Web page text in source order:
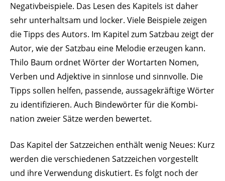
Nega­tiv­bei­spiele. Das Lesen des Kapitels ist daher
sehr unter­haltsam und locker. Viele Beispiele zeigen
die Tipps des Autors. Im Kapitel zum Satzbau zeigt der
Autor, wie der Satzbau eine Melodie erzeugen kann.
Thilo Baum ordnet Wörter der Wort­arten Nomen,
Verben und Adjektive in sinnlose und sinn­volle. Die
Tipps sollen helfen, passende, aussa­ge­kräftige Wörter
zu iden­ti­fi­zieren. Auch Binde­wörter für die Kombi­
nation zweier Sätze werden bewertet.
Das Kapitel der Satz­zeichen enthält wenig Neues: Kurz
werden die verschie­denen Satz­zeichen vorge­stellt
und ihre Verwendung disku­tiert. Es folgt noch der